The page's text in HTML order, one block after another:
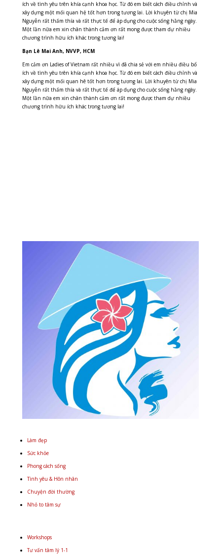
ích về tình yêu trên khía cạnh khoa học. Từ đó em biết cách điều chỉnh và
xây dựng một mối quan hệ tốt hơn trong tương lai. Lời khuyên từ chị Mia
Nguyễn rất thấm thía và rất thực tế để áp dụng cho cuộc sống hằng ngày.
Một lần nữa em xin chân thành cảm ơn rất mong được tham dự nhiều
chương trình hữu ích khác trong tương lai!
Bạn Lê Mai Anh, NVVP, HCM
Em cảm ơn Ladies of Vietnam rất nhiều vì đã chia sẻ với em nhiều điều bổ
ích về tình yêu trên khía cạnh khoa học. Từ đó em biết cách điều chỉnh và
xây dựng một mối quan hê tốt hơn trong tương lai. Lời khuyên từ chị Mia
Nguyễn rất thấm thía và rất thực tế để áp dụng cho cuộc sống hằng ngày.
Một lần nữa em xin chân thành cảm ơn rất mong được tham dự nhiều
chương trình hữu ích khác trong tương lai!
WORKSHOP
Làm đẹp
Sức khỏe
Phong cách sống
Tình yêu & Hôn nhân
Chuyện đời thường
Nhỏ to tâm sự
Workshops
Tư vấn tâm lý 1-1